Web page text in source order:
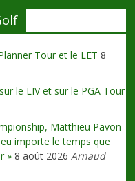
Tour et le LET 8
le LIV et sur le PGA Tour
Matthieu Pavon
importe le temps que
» 8 août 2026 Arnaud